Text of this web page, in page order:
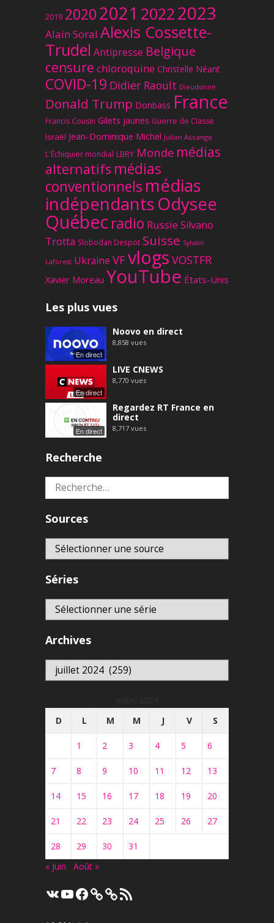
2019 20202021 20222023
Alain Soral Alexis Cossette-
Trudel Antipresse Belgique
censure chloroquine Christelle Néant
COVID-19 Didier Raoult Dieudonné
Donald Trump Donbass France
Francis Cousin Gilets jaunes Guerre de Classe
Israël Jean-Dominique Michel Julian Assange
L'Échiquier mondial LBRY Monde médias
alternatifs médias
conventionnels médias
indépendantsOdysee
Québec radio Russie Silvano
Trotta Slobodan Despot Suisse Sylvain
Laforest Ukraine VFvlogs VOSTFR
Xavier Moreau YouTube États-Unis
Les plus vues
En direct
Noovo en direct
8,858 vues
En direct
LIVE CNEWS
8,770 vues
En direct
Regardez RT France en
direct
8,717 vues
Recherche
Rechercher :
Sources
Séries
Archives
Archives
D
L M M J V S
1 2 3 4 5 6
7 8 9 10 11 12 13
14 15 16 17 18 19 20
21 22 23 24 25 26 27
28 29 30
31
« Juin
Août »
VK YouTube
Facebook Flux
RSS